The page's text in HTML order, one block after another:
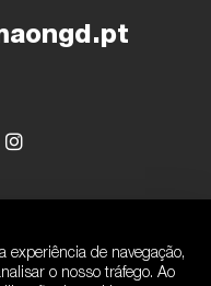
I.P
de navegação,
o nosso tráfego. Ao